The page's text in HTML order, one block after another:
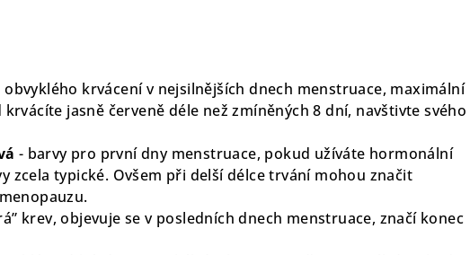
obvyklého krvácení v nejsilnějších dnech menstruace, maximální
jasně červeně déle než zmíněných 8 dní, navštivte svého
- barvy pro první dny menstruace, pokud užíváte hormonální
zcela typické. Ovšem při delší délce trvání mohou značit
krev, objevuje se v posledních dnech menstruace, značí konec